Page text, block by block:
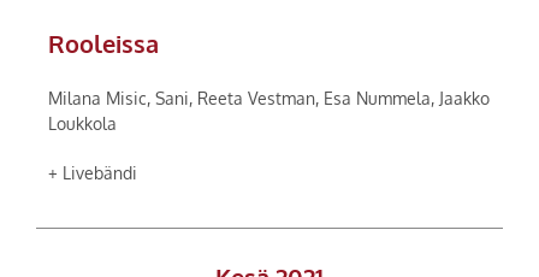
Rooleissa
Milana Misic, Sani, Reeta Vestman, Esa Nummela, Jaakko
Loukkola
+ Livebändi